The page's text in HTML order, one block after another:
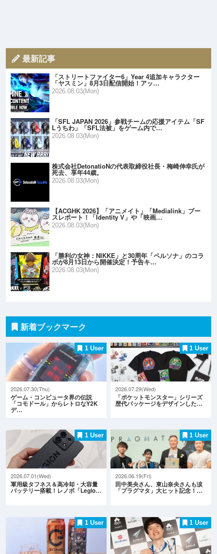
最新記事
「ストリートファイター6」Year 4追加キャラクター
「ヤスミン」8月3日配信開始！アッ…
2026.08.03(Mon)
「SFL JAPAN 2026」参戦チームの応援アイテム「SF
Lうちわ」「SFL法被」をゲーム内で…
2026.08.03(Mon)
株式会社DetonatioNの代表取締役社長・梅崎伸幸氏が
死去、享年44歳。
2026.08.03(Mon)
【ACGHK 2026】「アニメイト」「Medialink」ブー
スレポート！「Identity V」や「映画…
2026.08.03(Mon)
「勝利の女神：NIKKE」と30周年「ペルソナ」のコラ
ボが8月13日から開催決定！予告キ…
2026.08.03(Mon)
新着ブックマーク
1 User
2026.07.30(Thu)
ゲーム・コンピュータ界の伝説
「コモドール」からレトロなY2K
デ…
1 User
2026.07.29(Wed)
「ポケットモンスター」シリーズ
歴代パッケージをデザインした…
1 User
2026.07.01(Wed)
軍用級タフネス＆高冷却・大容量
バッテリー搭載！レノボ「Legio…
1 User
2026.06.19(Fri)
田中美央さん、東山奈央さんも涙
「プラグマタ」大ヒット記念！…
1 User 1 User